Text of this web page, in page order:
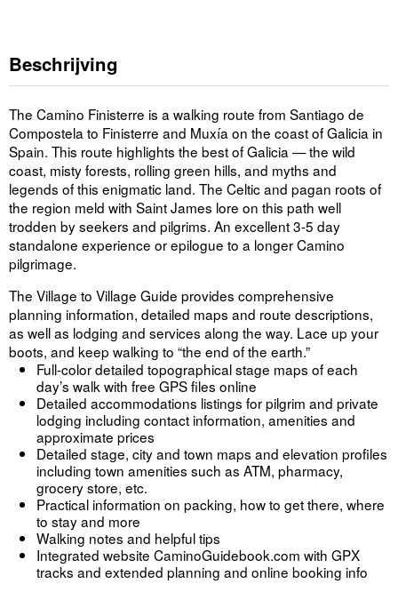
Beschrijving
The Camino Finisterre is a walking route from Santiago de
Compostela to Finisterre and Muxía on the coast of Galicia in
Spain. This route highlights the best of Galicia — the wild
coast, misty forests, rolling green hills, and myths and
legends of this enigmatic land. The Celtic and pagan roots of
the region meld with Saint James lore on this path well
trodden by seekers and pilgrims. An excellent 3-5 day
standalone experience or epilogue to a longer Camino
pilgrimage.
The Village to Village Guide provides comprehensive
planning information, detailed maps and route descriptions,
as well as lodging and services along the way. Lace up your
boots, and keep walking to “the end of the earth.”
Full-color detailed topographical stage maps of each
day’s walk with free GPS files online
Detailed accommodations listings for pilgrim and private
lodging including contact information, amenities and
approximate prices
Detailed stage, city and town maps and elevation profiles
including town amenities such as ATM, pharmacy,
grocery store, etc.
Practical information on packing, how to get there, where
to stay and more
Walking notes and helpful tips
Integrated website CaminoGuidebook.com with GPX
tracks and extended planning and online booking info